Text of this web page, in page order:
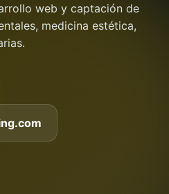
web y captación de
medicina estética,